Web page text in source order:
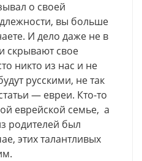
о своей
вы больше
И дело даже не в
скрывают свое
никто из нас и не
русскими, не так
— евреи. Кто-то
еврейской семье, а
родителей был
этих талантливых